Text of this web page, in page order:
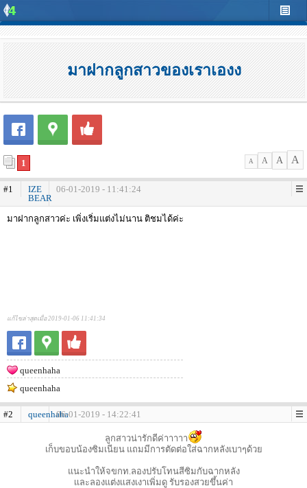
มาฝากลูกสาวของเราเองง
1 A A A A
#1
IZE
BEAR
06-01-2019 - 11:41:24
มาฝากลูกสาวค่ะ เพิ่งเริ่มแต่งไม่นาน ติชมได้ค่ะ
แก้ไขล่าสุดเมื่อ 2019-01-06 11:41:34
queenhaha
queenhaha
#2 queenhaha06-01-2019 - 14:22:41
ลูกสาวน่ารักดีค่าาาาา
เก็บขอบน้องซิมเนียน แถมมีการตัดต่อใส่ฉากหลังเบาๆด้วย
แนะนำให้จขกท.ลองปรับโทนสีซิมกับฉากหลัง
เเละลองแต่งเเสงเงาเพิ่มดู รับรองสวยขึ้นค่า